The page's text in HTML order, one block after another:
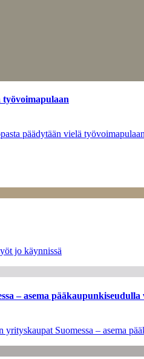
työvoimapulaan
päädytään vielä työvoimapulaan
jo käynnissä
– asema pääkaupunkiseudulla
Suomessa – asema